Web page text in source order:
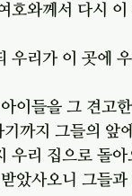
호와께서 다시
우리가 이 곳에
이들을 그 견고
까지 그들의 앞
우리 집으로 돌아
았사오니 그들